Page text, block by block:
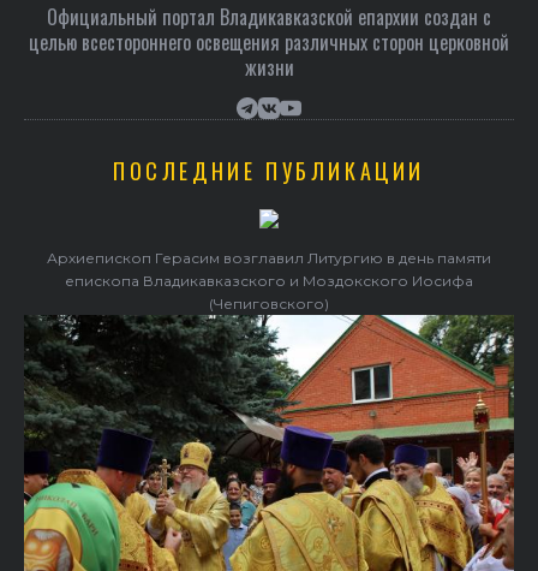
Официальный портал Владикавказской епархии создан c
целью всестороннего освещения различных сторон церковной
жизни
ПОСЛЕДНИЕ ПУБЛИКАЦИИ
Архиепископ Герасим возглавил Литургию в день памяти
епископа Владикавказского и Моздокского Иосифа
(Чепиговского)